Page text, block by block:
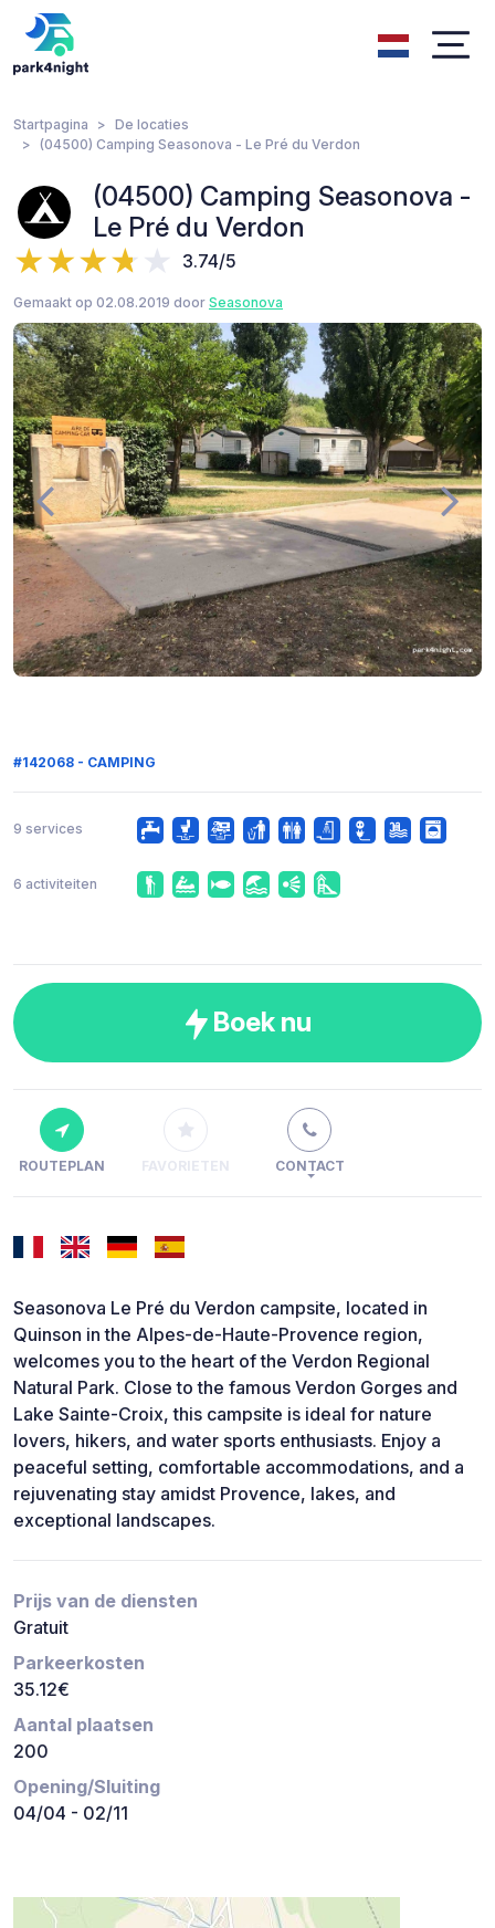
Startpagina
De locaties
(04500) Camping Seasonova - Le Pré du Verdon
(04500) Camping Seasonova -
Le Pré du Verdon
3.74/5
Gemaakt op 02.08.2019 door Seasonova
#142068 - CAMPING
9 services
6 activiteiten
Boek nu
ROUTEPLAN FAVORIETEN CONTACT
Seasonova Le Pré du Verdon campsite, located in
Quinson in the Alpes-de-Haute-Provence region,
welcomes you to the heart of the Verdon Regional
Natural Park. Close to the famous Verdon Gorges and
Lake Sainte-Croix, this campsite is ideal for nature
lovers, hikers, and water sports enthusiasts. Enjoy a
peaceful setting, comfortable accommodations, and a
rejuvenating stay amidst Provence, lakes, and
exceptional landscapes.
Prijs van de diensten
Gratuit
Parkeerkosten
35.12€
Aantal plaatsen
200
Opening/Sluiting
04/04 - 02/11